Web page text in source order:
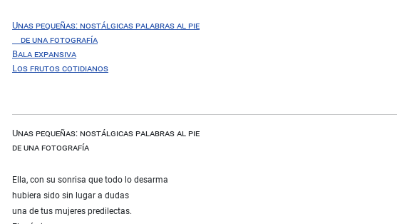
Unas pequeñas: nostálgicas palabras al pie
de una fotografía
Bala expansiva
Los frutos cotidianos
Unas pequeñas: nostálgicas palabras al pie
de una fotografía
Ella, con su sonrisa que todo lo desarma
hubiera sido sin lugar a dudas
una de tus mujeres predilectas.